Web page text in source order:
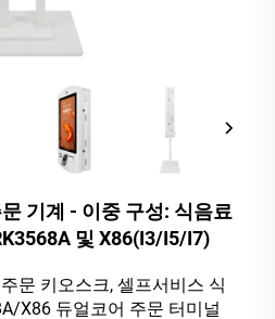
기계 - 이중 구성: 식음료
및 X86(I3/I5/I7)
문 키오스크, 셀프서비스 식
X86 듀얼코어 주문 터미널